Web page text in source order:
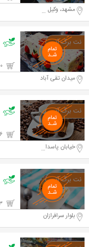
مشهد، وکیل آباد
میدان تقی آباد
خیابان پاسداران
بلوار سرافرازان